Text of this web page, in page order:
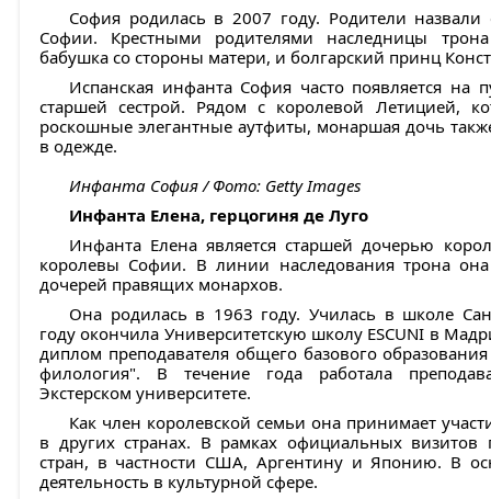
София родилась в 2007 году. Родители
Софии. Крестными родителями наследницы
бабушка со стороны матери, и болгарский принц
Испанская инфанта София часто появляется на
старшей сестрой. Рядом с королевой Летицией,
роскошные элегантные аутфиты, монаршая дочь
в одежде.
Инфанта София / Фото: Getty Images
Инфанта Елена, герцогиня де Луго
Инфанта Елена является старшей дочерью
королевы Софии. В линии наследования трона она
дочерей правящих монархов.
Она родилась в 1963 году. Училась в школе
году окончила Университетскую школу ESCUNI в
диплом преподавателя общего базового
филология". В течение года работала
Экстерском университете.
Как член королевской семьи она принимает
в других странах. В рамках официальных визитов
стран, в частности США, Аргентину и Японию. В
деятельность в культурной сфере.